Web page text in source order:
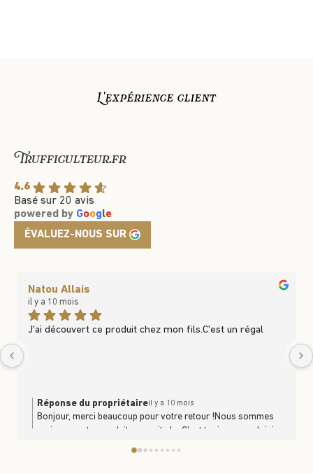
L'expérience client
Trufficulteur.fr
4.6
Basé sur 20 avis
powered by Google
ÉVALUEZ-NOUS SUR
Natou Allais
il y a 10 mois
J'ai découvert ce produit chez mon fils.C'est un régal
Réponse du propriétaireil y a 10 mois
Bonjour, merci beaucoup pour votre retour !Nous sommes
ravis que notre produit vous ait plu. C’est toujours un plaisir